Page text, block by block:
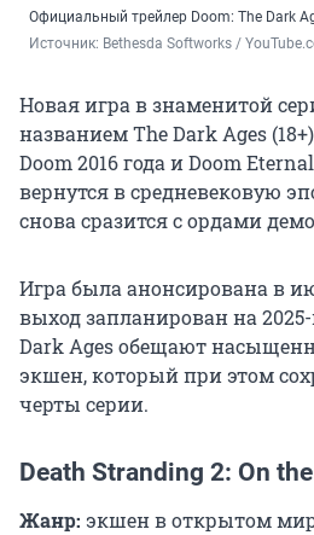
Официальный трейлер Doom: The Dark
Источник: Bethesda Softworks /
Новая игра в знаменитой
названием The Dark Ages
Doom 2016 года и Doom
вернутся в средневековую
снова сразится с ордами
Игра была анонсирована в
выход запланирован на
Dark Ages обещают
экшен, который при этом
черты серии.
Death Stranding 2: On
Жанр: экшен в открытом